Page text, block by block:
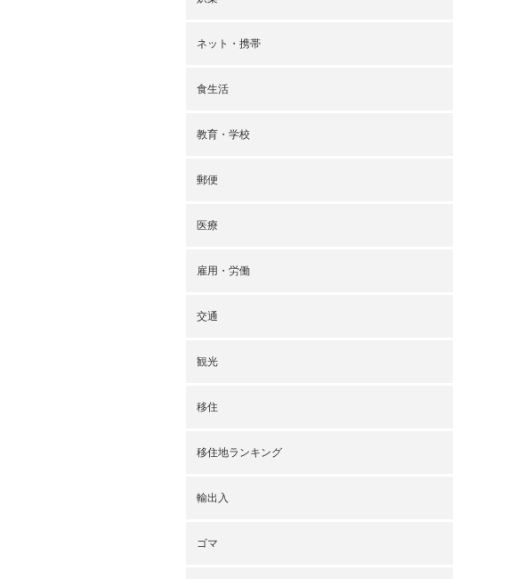
ネット・携帯
食生活
教育・学校
郵便
医療
雇用・労働
交通
観光
移住
移住地ランキング
輸出入
ゴマ